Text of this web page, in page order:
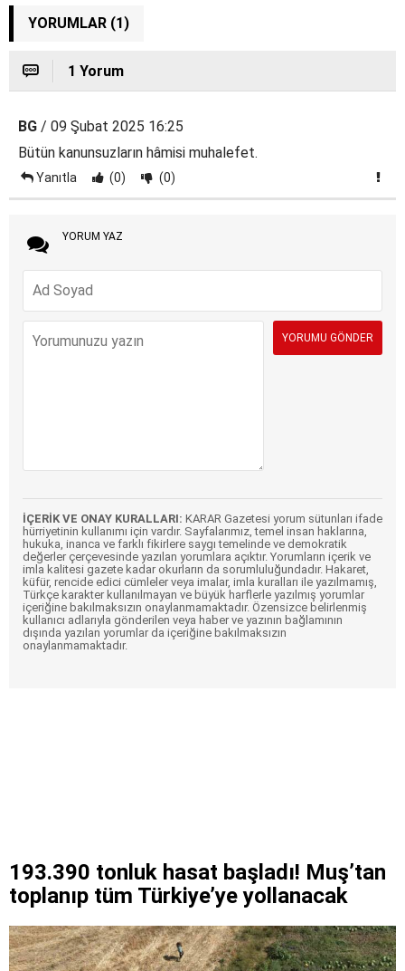
YORUMLAR (1)
1 Yorum
BG / 09 Şubat 2025 16:25
Bütün kanunsuzların hâmisi muhalefet.
Yanıtla (0) (0)
YORUM YAZ
İÇERİK VE ONAY KURALLARI: KARAR Gazetesi yorum sütunları ifade
hürriyetinin kullanımı için vardır. Sayfalarımız, temel insan haklarına,
hukuka, inanca ve farklı fikirlere saygı temelinde ve demokratik
değerler çerçevesinde yazılan yorumlara açıktır. Yorumların içerik ve
imla kalitesi gazete kadar okurların da sorumluluğundadır. Hakaret,
küfür, rencide edici cümleler veya imalar, imla kuralları ile yazılmamış,
Türkçe karakter kullanılmayan ve büyük harflerle yazılmış yorumlar
içeriğine bakılmaksızın onaylanmamaktadır. Özensizce belirlenmiş
kullanıcı adlarıyla gönderilen veya haber ve yazının bağlamının
dışında yazılan yorumlar da içeriğine bakılmaksızın
onaylanmamaktadır.
193.390 tonluk hasat başladı! Muş’tan
toplanıp tüm Türkiye’ye yollanacak